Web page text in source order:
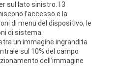
sul lato sinistro. I 3
l’accesso e la
di menu del dispositivo, le
di sistema.
un immagine ingrandita
sul 10% del campo
dell’immagine